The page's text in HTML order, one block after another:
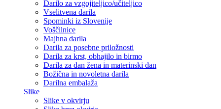
Darilo za vzgojiteljico/učiteljico
Vselitvena darila
Spominki iz Slovenije
Voščilnice
Majhna darila
Darila za posebne priložnosti
Darila za krst, obhajilo in birmo
Darila za dan žena in materinski dan
Božična in novoletna darila
Darilna embalaža
Slike
Slike v okvirju